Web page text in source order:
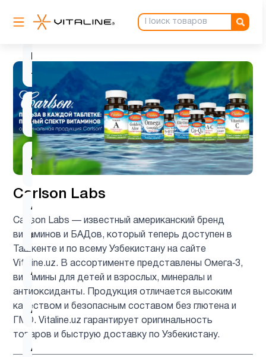
Carlson Labs
Carlson Labs — известный американский бренд
витаминов и БАДов, который теперь доступен в
Ташкенте и по всему Узбекистану на сайте
Vitaline.uz. В ассортименте представлены Омега‑3,
витамины для детей и взрослых, минералы и
антиоксиданты. Продукция отличается высоким
качеством и безопасным составом без глютена и
ГМО. Vitaline.uz гарантирует оригинальность
товаров и быструю доставку по Узбекистану.
карнитин
лизин
2
Q10
(CoQ10)
1
Алоэ
вера
1
Альфа-
липоевая
кислота
1
Аминокислоты
Антиоксиданты 4
Астаксантин